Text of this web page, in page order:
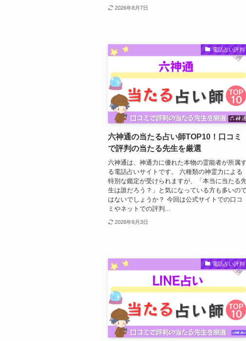
2026年8月7日
電話占い評判
六神通の当たる占い師TOP10！口コミ
で評判の当たる先生を厳選
六神通は、神通力に優れた本物の霊能者が所属す
る電話占いサイトです。 六種類の神霊力による
特別な鑑定が受けられますが、「本当に当たる
生は誰だろう？」と気になっている方も多いの
はないでしょうか？ 今回は公式サイトでの口コ
ミやネットでの評判...
2026年6月3日
電話占い評判